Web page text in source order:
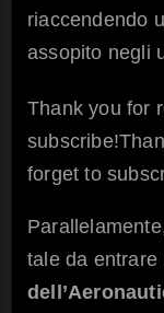
riaccendendo
assopito negli
Thank you for
forget to
tale da entrare